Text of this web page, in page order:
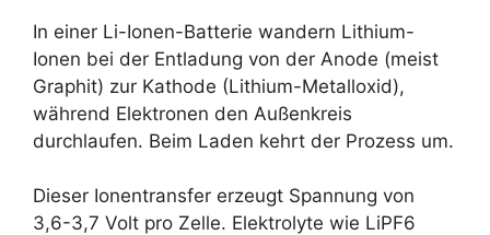
In einer Li-Ionen-Batterie wandern Lithium-
Ionen bei der Entladung von der Anode (meist
Graphit) zur Kathode (Lithium-Metalloxid),
während Elektronen den Außenkreis
durchlaufen. Beim Laden kehrt der Prozess um.
Dieser Ionentransfer erzeugt Spannung von
3,6-3,7 Volt pro Zelle. Elektrolyte wie LiPF6